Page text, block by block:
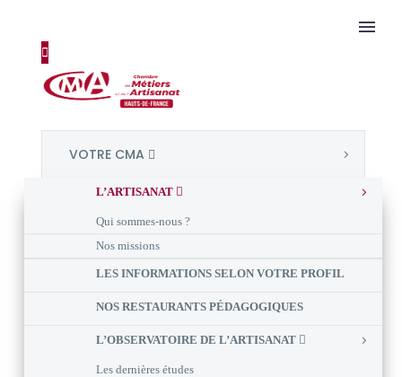
VOTRE CMA
L’ARTISANAT
Qui sommes-nous ?
Nos missions
LES INFORMATIONS SELON VOTRE PROFIL
NOS RESTAURANTS PÉDAGOGIQUES
L’OBSERVATOIRE DE L’ARTISANAT
Les dernières études